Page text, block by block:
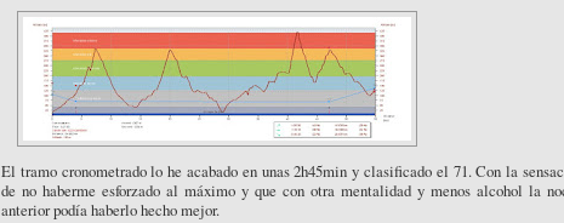
El tramo cronometrado lo he acabado en unas 2h45min y clasificado el 71. Con la
de no haberme esforzado al máximo y que con otra mentalidad y menos alcohol la
anterior podía haberlo hecho mejor.